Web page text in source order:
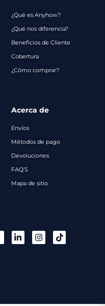
¿Qué es Anyhow?
¿Qué nos diferencia?
Beneficios de Cliente
Cobertura
¿Cómo comprar?
Acerca de
Envíos
Métodos de pago
Devoluciones
FAQ’S
Mapa de sitio